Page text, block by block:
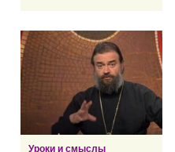
Уроки и смыслы